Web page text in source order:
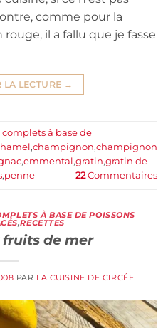
comme pour la
il a fallu que je fasse
LA LECTURE →
complets à base de
,champignon,champignon
,emmental,gratin,gratin de
,penne 22Commentaires
À BASE DE POISSONS
,RECETTES
de mer
PAR LA CUISINE DE CIRCÉE